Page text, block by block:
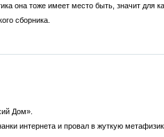
она тоже имеет место быть, значит для
сборника.
Дом».
интернета и провал в жуткую